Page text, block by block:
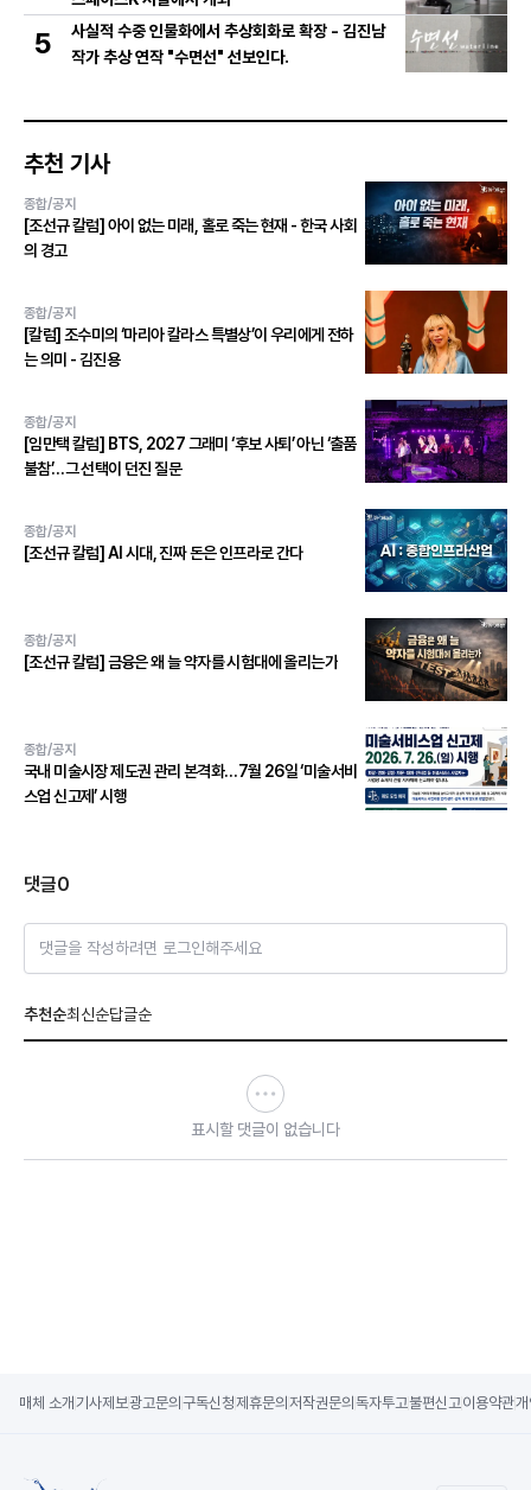
5
사실적 수중 인물화에서 추상회화로 확장 - 김진남
작가 추상 연작 "수면선" 선보인다.
추천 기사
종합/공지
[조선규 칼럼] 아이 없는 미래, 홀로 죽는 현재 - 한국 사회
의 경고
종합/공지
[칼럼] 조수미의 ‘마리아 칼라스 특별상’이 우리에게 전하
는 의미 - 김진용
종합/공지
[임만택 칼럼] BTS, 2027 그래미 ‘후보 사퇴’ 아닌 ‘출품
불참’…그 선택이 던진 질문
종합/공지
[조선규 칼럼] AI 시대, 진짜 돈은 인프라로 간다
종합/공지
[조선규 칼럼] 금융은 왜 늘 약자를 시험대에 올리는가
종합/공지
국내 미술시장 제도권 관리 본격화…7월 26일 ‘미술서비
스업 신고제’ 시행
댓글0
댓글을 작성하려면 로그인해주세요
추천순최신순답글순
표시할 댓글이 없습니다
매체 소개 기사제보광고문의 구독신청제휴문의 저작권문의 독자투고불편신고이용약관